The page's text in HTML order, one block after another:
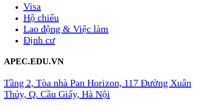
Visa
Hộ chiếu
Lao động & Việc làm
Định cư
APEC.EDU.VN
Tầng 2, Tòa nhà Pan Horizon, 117 Đường Xuân
Thủy, Q. Cầu Giấy, Hà Nội